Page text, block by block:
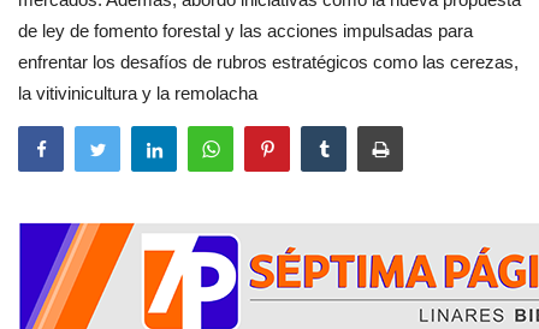
de ley de fomento forestal y las acciones impulsadas para
enfrentar los desafíos de rubros estratégicos como las cerezas,
la vitivinicultura y la remolacha